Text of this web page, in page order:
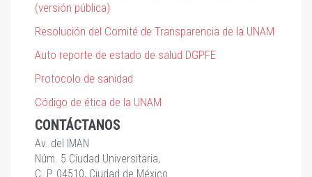
(versión pública)
Resolución del Comité de Transparencia de la UNAM
Auto reporte de estado de salud DGPFE
Protocolo de sanidad
Código de ética de la UNAM
CONTÁCTANOS
Av. del IMAN
Núm. 5 Ciudad Universitaria,
C. P. 04510, Ciudad de México